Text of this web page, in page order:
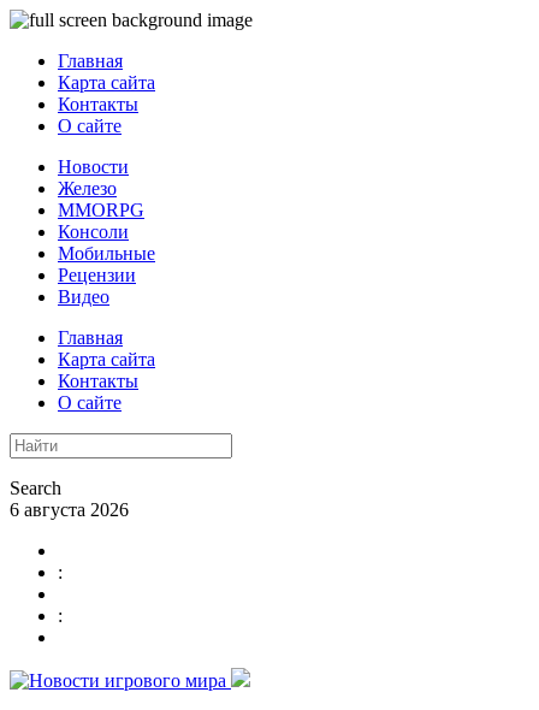
Главная
Карта сайта
Контакты
О сайте
Новости
Железо
MMORPG
Консоли
Мобильные
Рецензии
Видео
Главная
Карта сайта
Контакты
О сайте
Search
6 августа 2026
:
: